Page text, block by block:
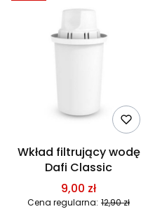
Wkład filtrujący wodę
Dafi Classic
9,00 zł
Cena regularna: 12,90 zł